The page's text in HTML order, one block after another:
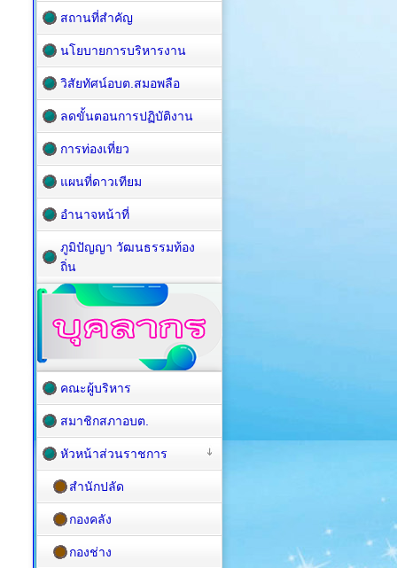
สถานที่สำคัญ
นโยบายการบริหารงาน
วิสัยทัศน์อบต.สมอพลือ
ลดขั้นตอนการปฏิบัติงาน
การท่องเที่ยว
แผนที่ดาวเทียม
อำนาจหน้าที่
ภูมิปัญญา วัฒนธรรมท้อง
ถิ่น
คณะผู้บริหาร
สมาชิกสภาอบต.
หัวหน้าส่วนราชการ
สำนักปลัด
กองคลัง
กองช่าง